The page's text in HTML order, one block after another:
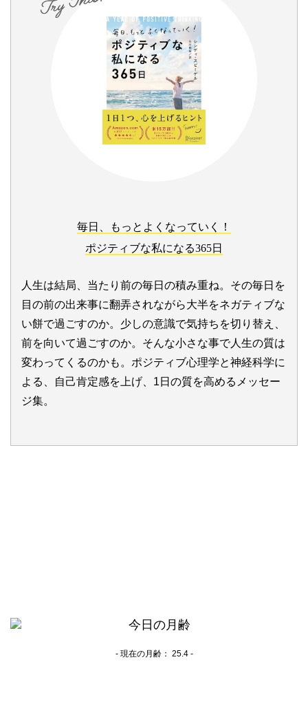
毎日、もっとよくなっていく！
ポジティブな私になる365日
人生は結局、当たり前の毎日の積み重ね。その毎日を
目の前の出来事に翻弄されながら大半をネガティブな
い餅で過ごすのか。少しの意識で気持ちを切り替え、
前を向いて過ごすのか。そんな小さな事で人生の質は
変わってくるのかも。ポジティブ心理学と神経科学に
よる、自己肯定感を上げ、1日の質を高めるメッセー
ジ集。
- 現在の月齢： 25.4 -